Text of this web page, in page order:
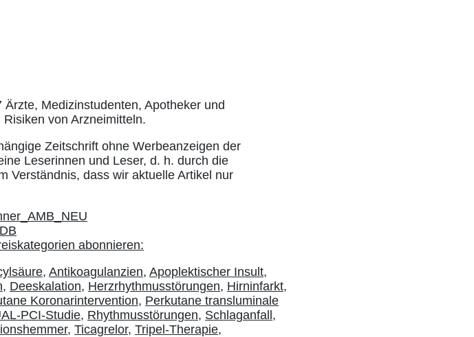
Ärzte, Medizinstudenten, Apotheker und
von Arzneimitteln.
Zeitschrift ohne Werbeanzeigen der
Leserinnen und Leser, d. h. durch die
Verständnis, dass wir aktuelle Artikel nur
, Antikoagulanzien, Apoplektischer Insult,
, Deeskalation, Herzrhythmusstörungen, Hirninfarkt,
Koronarintervention, Perkutane transluminale
PCI-Studie, Rhythmusstörungen, Schlaganfall,
, Ticagrelor, Tripel-Therapie,